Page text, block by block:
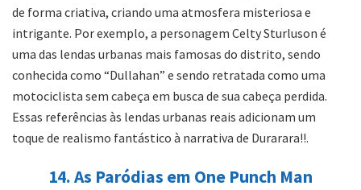
de forma criativa, criando uma atmosfera misteriosa e
intrigante. Por exemplo, a personagem Celty Sturluson é
uma das lendas urbanas mais famosas do distrito, sendo
conhecida como “Dullahan” e sendo retratada como uma
motociclista sem cabeça em busca de sua cabeça perdida.
Essas referências às lendas urbanas reais adicionam um
toque de realismo fantástico à narrativa de Durarara!!.
14. As Paródias em One Punch Man